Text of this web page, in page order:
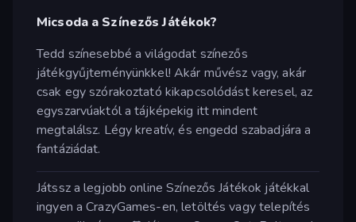
Micsoda a Színezős Játékok?
Tedd színesebbé a világodat színezős
játékgyűjteményünkkel! Akár művész vagy, akár
csak egy szórakoztató kikapcsolódást keresel, az
egyszarvúaktól a tájképekig itt mindent
megtalálsz. Légy kreatív, és engedd szabadjára a
fantáziádat.
Játssz a legjobb online Színezős Játékok játékkal
ingyen a CrazyGames-en, letöltés vagy telepítés